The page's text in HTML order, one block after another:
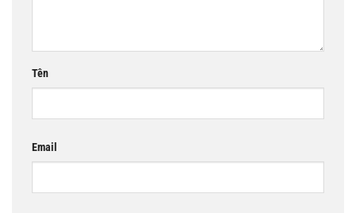
Tên
Email